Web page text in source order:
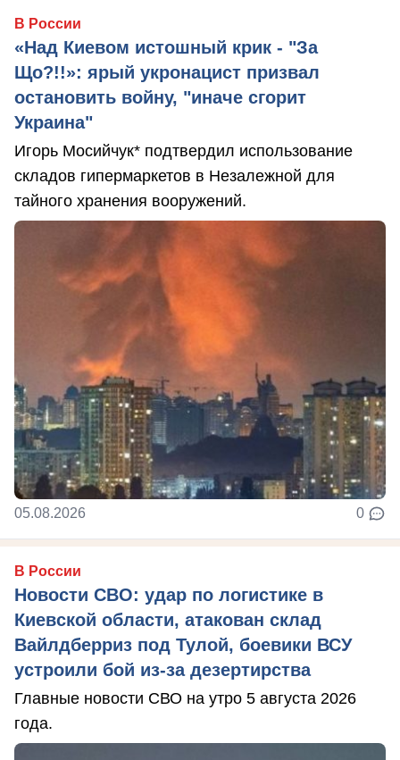
В России
«Над Киевом истошный крик - "За
Що?!!»: ярый укронацист призвал
остановить войну, "иначе сгорит
Украина"
Игорь Мосийчук* подтвердил использование
складов гипермаркетов в Незалежной для
тайного хранения вооружений.
05.08.2026 0
В России
Новости СВО: удар по логистике в
Киевской области, атакован склад
Вайлдберриз под Тулой, боевики ВСУ
устроили бой из-за дезертирства
Главные новости СВО на утро 5 августа 2026
года.